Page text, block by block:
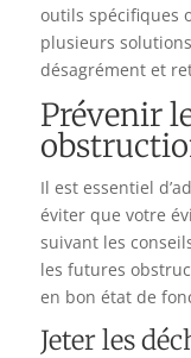
outils spécifiques
plusieurs
désagrément et
Prévenir
Il est essentiel
éviter que votre
suivant les
les futures
en bon état de
Jeter les